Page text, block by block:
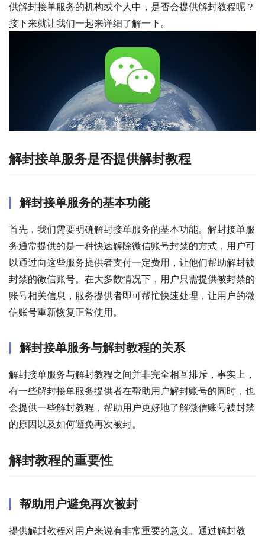
供解封接单服务的机构或个人中，是否会提供解封教程呢？
接下来就让我们一起来详细了解一下。
解封接单服务是否提供解封教程
解封接单服务的基本功能
首先，我们需要明确解封接单服务的基本功能。解封接单服
务通常提供的是一种快速解除微信账号封禁的方式，用户可
以通过向这些服务提供者支付一定费用，让他们帮助解封被
封禁的微信账号。在大多数情况下，用户只需提供被封禁的
账号相关信息，服务提供者即可帮忙快速处理，让用户的微
信账号重新恢复正常使用。
解封接单服务与解封教程的关系
解封接单服务与解封教程之间并非完全相互排斥，事实上，
有一些解封接单服务提供者在帮助用户解封账号的同时，也
会提供一些解封教程，帮助用户更好地了解微信账号被封禁
的原因以及如何避免再次被封。
解封教程的重要性
帮助用户避免再次被封
提供解封教程对用户来说有非常重要的意义。通过解封教